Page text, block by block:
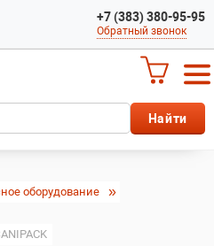
+7 (383) 380-95-95
Обратный звонок
оборудование